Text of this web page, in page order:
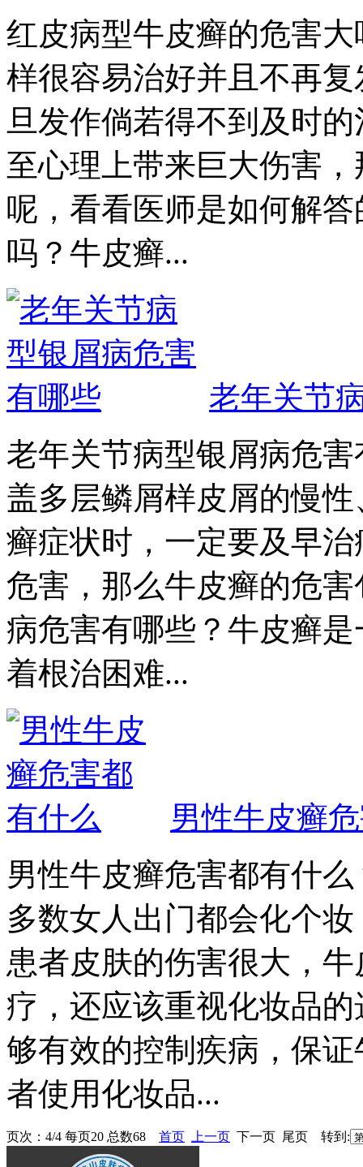
红皮病型牛皮癣的危害
样很容易治好并且不再
旦发作倘若得不到及时
至心理上带来巨大伤害
呢，看看医师是如何解
吗？牛皮癣...
老年关节
老年关节病型银屑病危
盖多层鳞屑样皮屑的慢
癣症状时，一定要及早
危害，那么牛皮癣的危
病危害有哪些？牛皮癣
着根治困难...
男性牛皮癣
男性牛皮癣危害都有什
多数女人出门都会化个
患者皮肤的伤害很大，
疗，还应该重视化妆品
够有效的控制疾病，保
者使用化妆品...
页次：4/4 每页20 总数68 首页 上一页 下一页 尾页 转到: